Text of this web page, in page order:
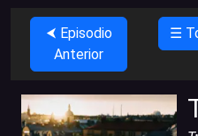
⮜ Episodio
Anterior
☰